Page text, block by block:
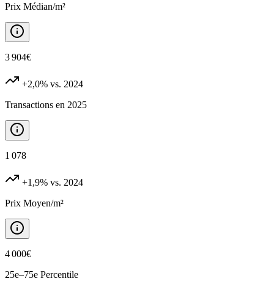
Prix Médian/m²
3 904€
+2,0% vs. 2024
Transactions en 2025
1 078
+1,9% vs. 2024
Prix Moyen/m²
4 000€
25e–75e Percentile